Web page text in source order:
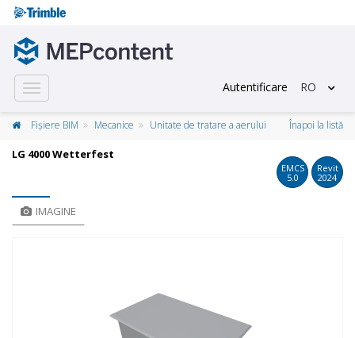
Toggle
navigation
Autentificare RO
Fișiere BIM Mecanice Unitate de tratare a aerului Înapoi la listă
LG 4000 Wetterfest
EMCS
5.0
Revit
2024
IMAGINE